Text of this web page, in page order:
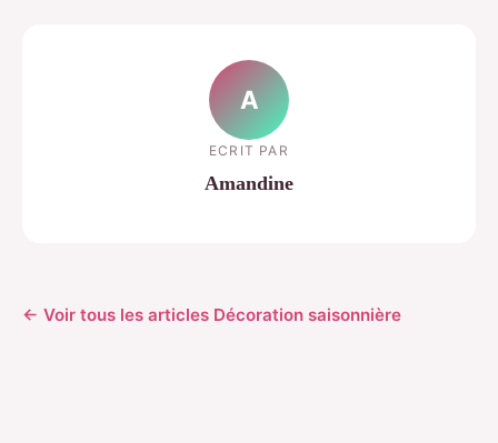
A
ECRIT PAR
Amandine
← Voir tous les articles Décoration saisonnière